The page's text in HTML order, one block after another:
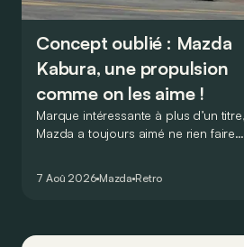
Concept oublié : Mazda
Kabura, une propulsion
comme on les aime !
Marque intéressante à plus d’un titre,
Mazda a toujours aimé ne rien faire
de la plus belle des manières…
7 Aoû 2026 Mazda Retro